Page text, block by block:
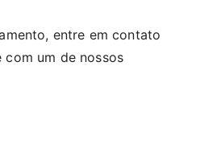
entre em contato
um de nossos